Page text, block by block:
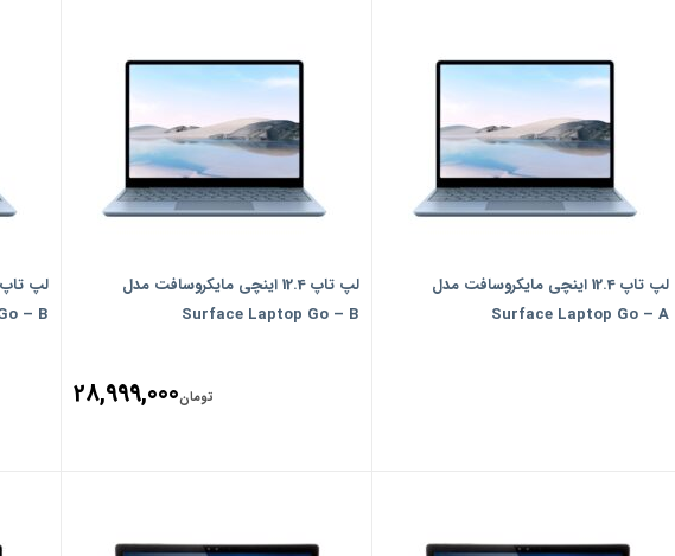
لپ تاپ 12.4 اینچی مایکروسافت مدل
Surface Laptop Go – A
لپ تاپ 12.4 اینچی مایکروسافت مدل
Surface Laptop Go – B
تومان28,999,000
– B